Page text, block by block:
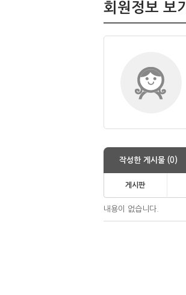
회원정보 보기
작성한 게시물 (0)
게시판
내용이 없습니다.